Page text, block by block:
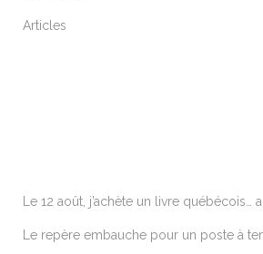
Articles
Le 12 août, j’achète un livre québécois…
Le repère embauche pour un poste à